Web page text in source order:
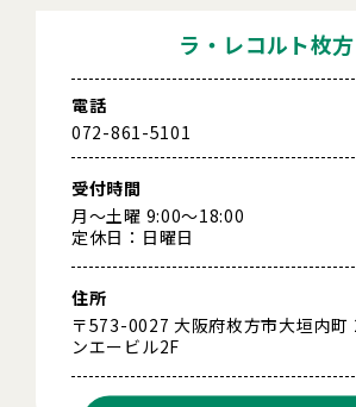
ラ・レコルト枚方
電話
072-861-5101
受付時間
月～土曜 9:00～18:00
定休日：日曜日
住所
〒573-0027 大阪府枚方市大垣内町
ンエービル2F